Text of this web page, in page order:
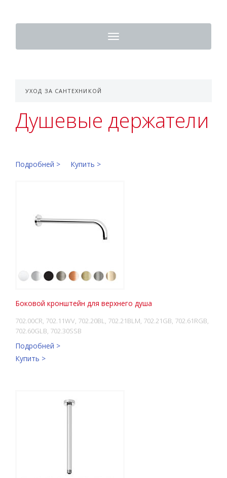
Toggle
navigation
УХОД ЗА САНТЕХНИКОЙ
Душевые держатели
Подробней > Купить >
Боковой кронштейн для верхнего душа
702.00CR, 702.11WV, 702.20BL, 702.21BLM, 702.21GB, 702.61RGB,
702.60GLB, 702.30SSB
Подробней >
Купить >